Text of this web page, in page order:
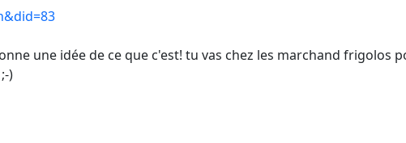
une idée de ce que c'est! tu vas chez les marchand frigolos
)